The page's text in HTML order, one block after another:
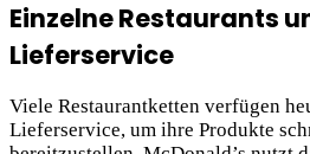
Einzelne Restaurants
Lieferservice
Viele Restaurantketten verfügen
Lieferservice, um ihre Produkte